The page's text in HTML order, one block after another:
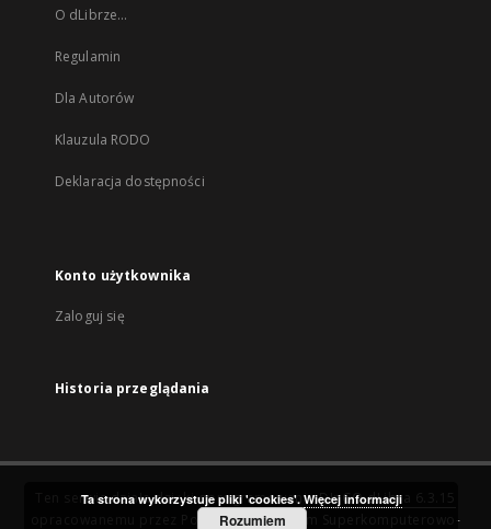
O dLibrze...
Regulamin
Dla Autorów
Klauzula RODO
Deklaracja dostępności
Konto użytkownika
Zaloguj się
Historia przeglądania
Ten serwis działa dzięki oprogramowaniuDInGO dLibra 6.3.15
Poznańskie Centrum Superkomputerowo-
Ta strona wykorzystuje pliki 'cookies'. Więcej informacji
Rozumiem